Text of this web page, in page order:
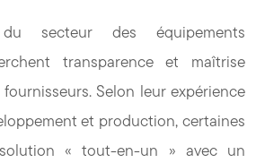
secteur des équipements
transparence et maîtrise
Selon leur expérience
et production, certaines
« tout-en-un » avec un